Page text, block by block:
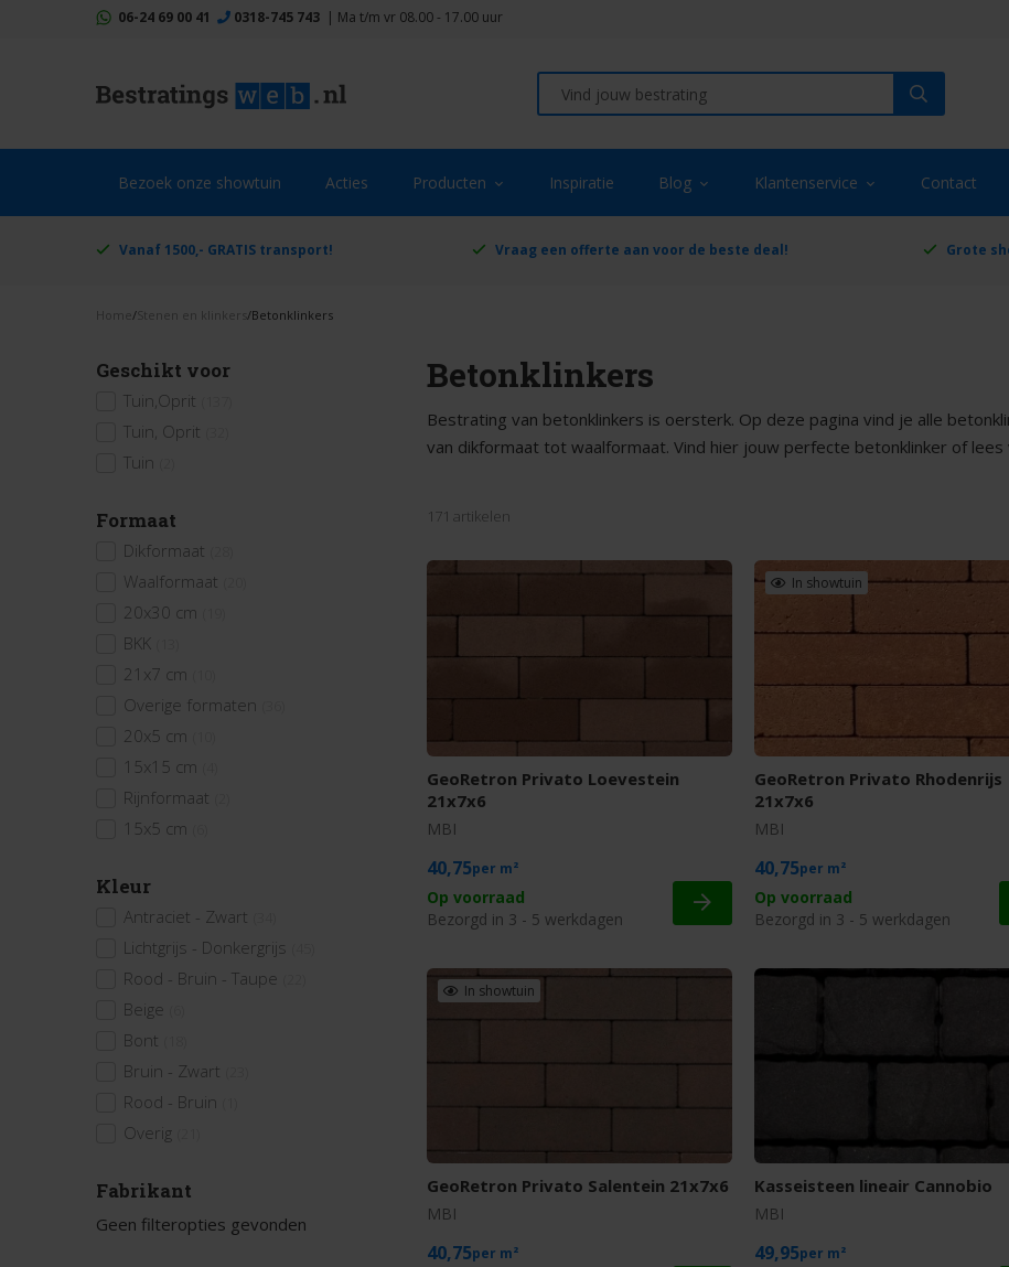
06-24 69 00 41 0318-745 743 | Ma t/m vr 08.00 - 17.00 uur
Bezoek onze showtuin Acties Producten Inspiratie Blog Klantenservice Contact
Vanaf 1500,- GRATIS transport! Vraag een offerte aan voor de beste deal! Grote
Home / Stenen en klinkers /Betonklinkers
Geschikt voor
Tuin,Oprit
Tuin, Oprit
Tuin
Formaat
Dikformaat
Waalformaat
20x30 cm
BKK
21x7 cm
Overige formaten
20x5 cm
15x15 cm
Rijnformaat
15x5 cm
Kleur
Antraciet - Zwart
Lichtgrijs - Donkergrijs
Rood - Bruin - Taupe
Beige
Bont
Bruin - Zwart
Rood - Bruin
Overig
Fabrikant
Geen filteropties gevonden
Betonklinkers
Bestrating van betonklinkers is oersterk. Op deze pagina vind je alle
van dikformaat tot waalformaat. Vind hier jouw perfecte betonklinker of
171 artikelen
GeoRetron Privato Loevestein
21x7x6
MBI
40,75 m²
Op voorraad
Bezorgd in 3 - 5 werkdagen
In showtuin
GeoRetron Privato Rhodenrijs
21x7x6
MBI
40,75 m²
Op voorraad
Bezorgd in 3 - 5 werkdagen
In showtuin
GeoRetron Privato Salentein 21x7x6
MBI
40,75 m²
Kasseisteen lineair Cannobio
MBI
49,95 m²